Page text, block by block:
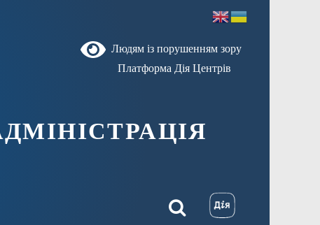
Людям із порушенням зору
Платформа Дія Центрів